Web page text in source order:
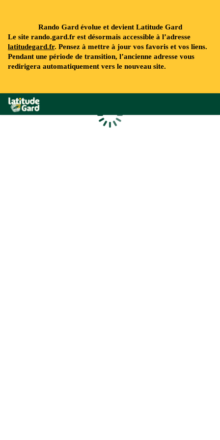
Rando Gard évolue et devient Latitude Gard
Le site rando.gard.fr est désormais accessible à l’adresse
latitudegard.fr. Pensez à mettre à jour vos favoris et vos liens.
Pendant une période de transition, l’ancienne adresse vous
redirigera automatiquement vers le nouveau site.
Rando Gard
Chargement